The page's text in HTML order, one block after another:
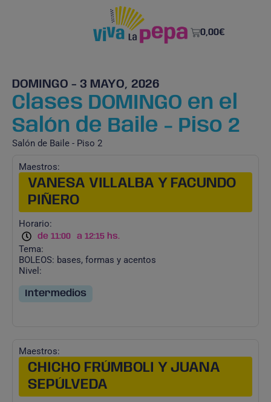
0,00€
DOMINGO - 3 MAYO, 2026
Clases DOMINGO en el
Salón de Baile - Piso 2
Salón de Baile - Piso 2
Maestros:
VANESA VILLALBA Y FACUNDO
PIÑERO
Horario:
de 11:00 a 12:15 hs.
Tema:
BOLEOS: bases, formas y acentos
Nivel:
Intermedios
Maestros:
CHICHO FRÚMBOLI Y JUANA
SEPÚLVEDA